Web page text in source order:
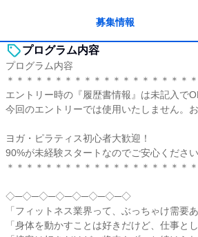
募集情報
プログラム内容
プログラム内容
＊＊＊＊＊＊＊＊＊＊＊＊＊＊＊＊＊＊＊＊
エントリー時の『履歴書情報』は未記入で
今回のエントリーでは使用いたしません。
ヨガ・ピラティス初心者大歓迎！
90%が未経験スタートなのでご安心くださ
＊＊＊＊＊＊＊＊＊＊＊＊＊＊＊＊＊＊＊＊
◇─◇─◇─◇─◇─◇─◇─◇
「フィットネス業界って、ぶっちゃけ需要あ
「身体を動かすことは好きだけど、仕事と